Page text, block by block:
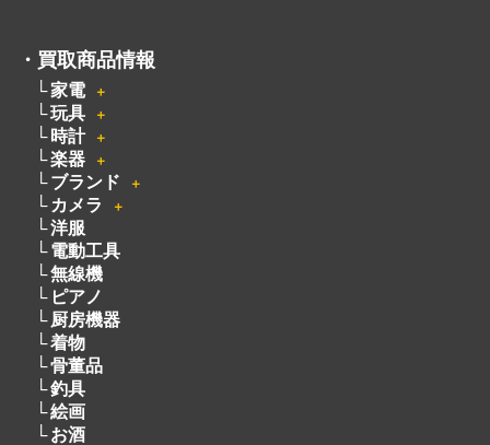
・ 買取商品情報
家電 ＋
玩具 ＋
時計 ＋
楽器 ＋
ブランド ＋
カメラ ＋
洋服
電動工具
無線機
ピアノ
厨房機器
着物
骨董品
釣具
絵画
お酒